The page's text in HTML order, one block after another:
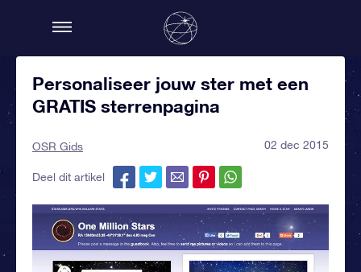
Personaliseer jouw ster met een
GRATIS sterrenpagina
OSR Gids 02 dec 2015
Deel dit artikel